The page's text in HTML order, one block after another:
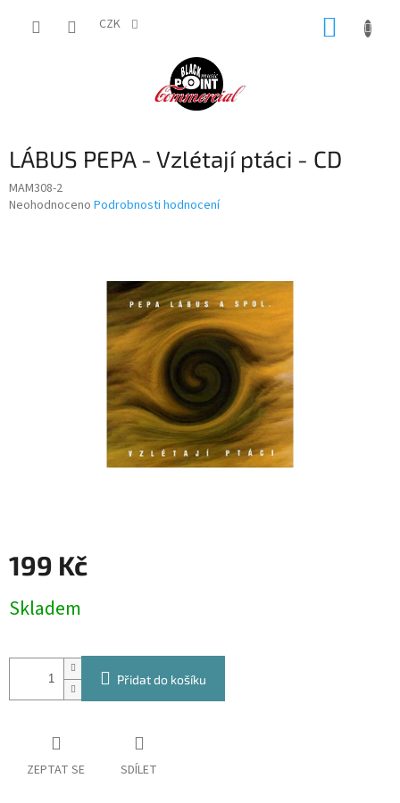
CZK
LÁBUS PEPA - Vzlétají ptáci - CD
MAM308-2
Průměrné
Neohodnoceno Podrobnosti hodnocení
199 Kč
cena:
Skladem
Přidat do košíku
ZEPTAT SE SDÍLET